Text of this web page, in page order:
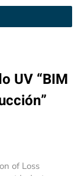
UV “BIM
of Loss